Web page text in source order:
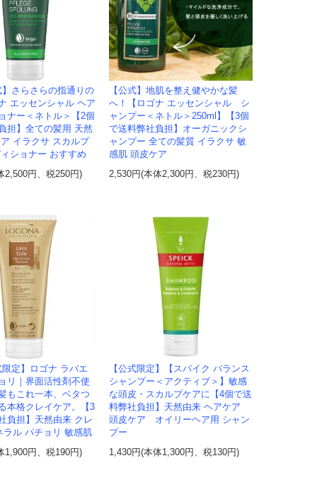
】さらさらの指通りの
エッセンシャル ヘア
ナー＜ネトル＞【2個
担】全ての髪用 天然
イラクサ スカルプ
ショナー おすすめ
2,500円、税250円)
【公式】地肌を整え健やかな髪
へ！【ロゴナ エッセンシャル シ
ャンプー＜ネトル＞250ml】【3個
で送料弊社負担】オーガニックシ
ャンプー 全ての髪質 イラクサ 敏
感肌 頭皮ケア
2,530円(本体2,300円、税230円)
限定】ロゴナ ラバエ
リ｜界面活性剤不使
もこれ一本、ベタつ
本格クレイケア。【3
負担】天然由来 クレ
ラル パチョリ 敏感肌
1,900円、税190円)
【公式限定】【スパイク バランス
シャンプー＜アクティブ＞】敏感
な頭皮・スカルプケアに【4個で送
料弊社負担】天然由来 ヘアケア
頭皮ケア オイリーヘア用 シャン
プー
1,430円(本体1,300円、税130円)